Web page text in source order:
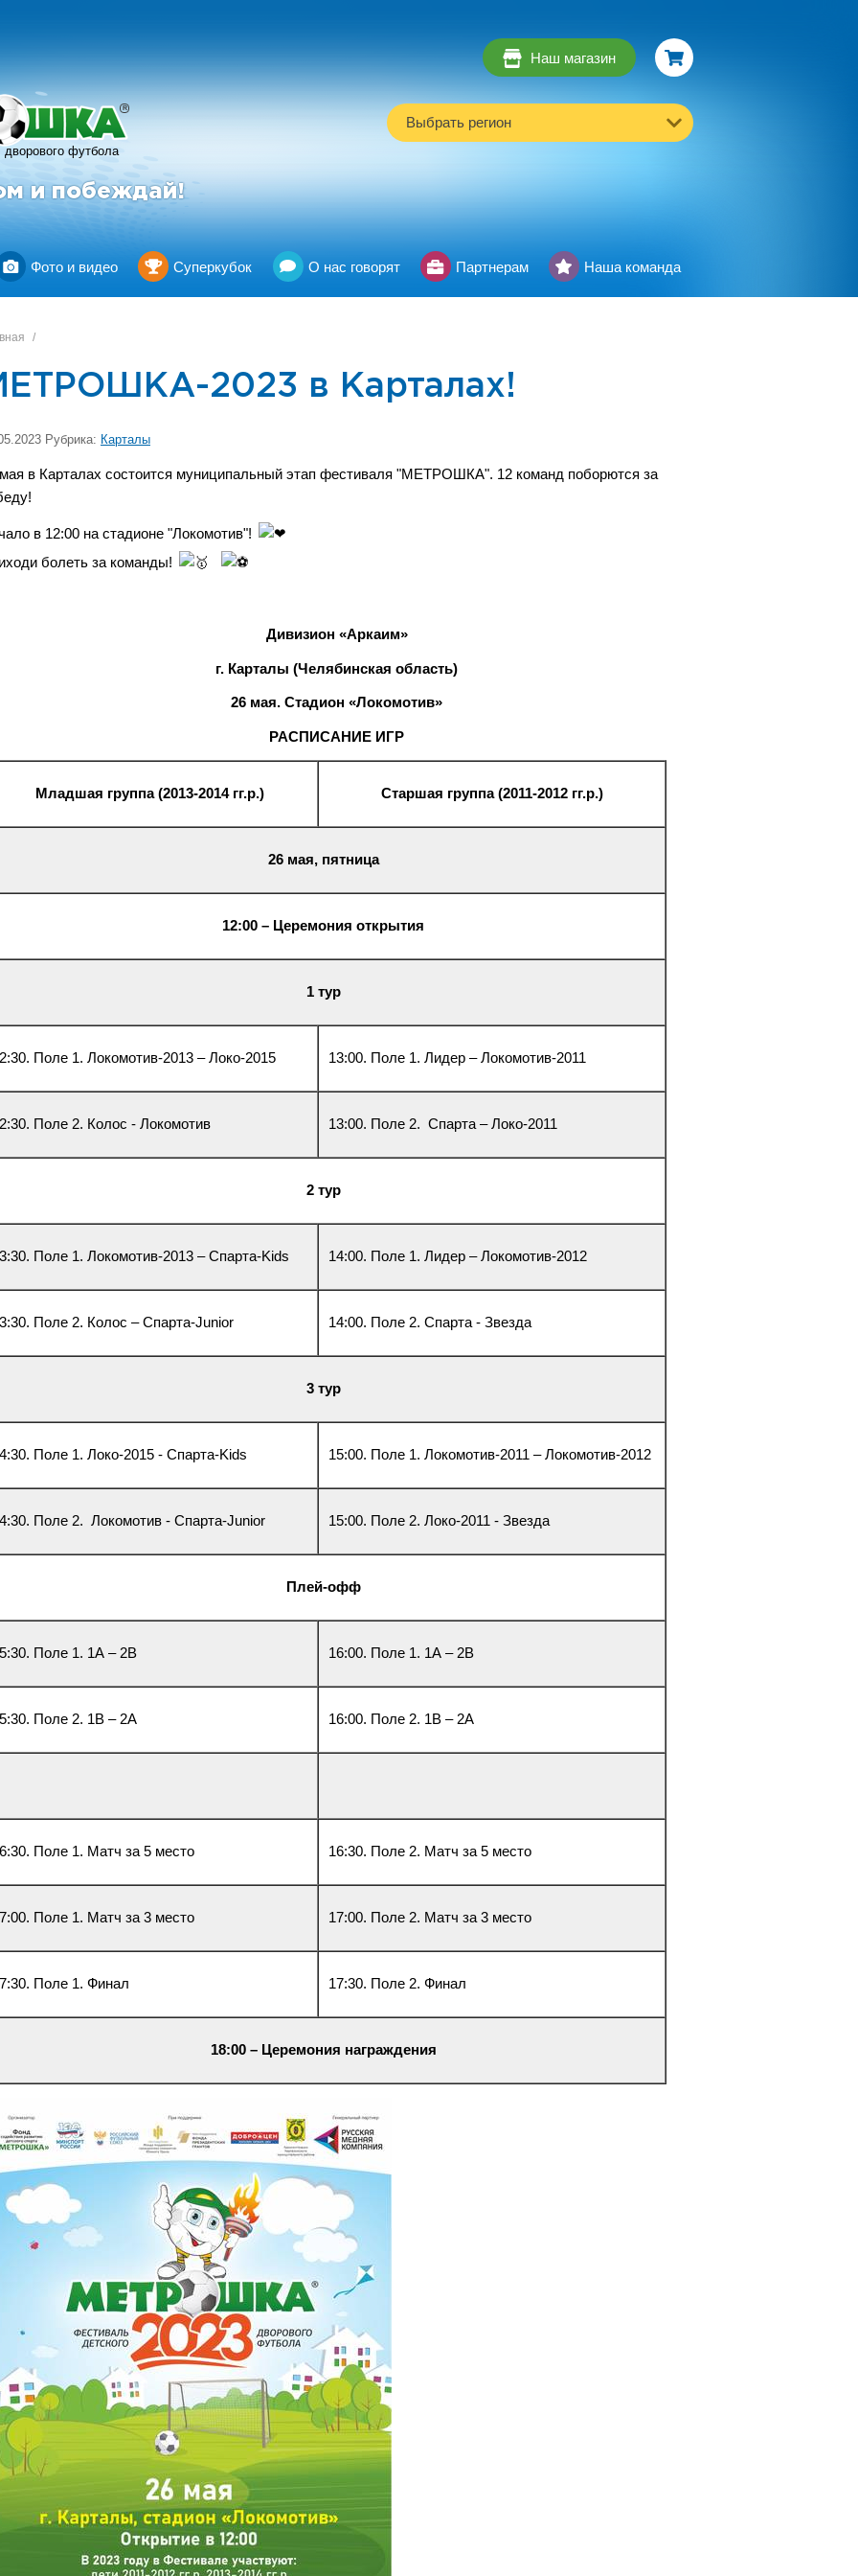
дворового футбола
R
и побеждай!
Наш магазин
Выбрать регион
Фото и видео Суперкубок О нас говорят Партнерам Наша команда
/
2023 в Карталах!
Рубрика: Карталы
в Карталах состоится муниципальный этап фестиваля "МЕТРОШКА". 12 команд поборются за
в 12:00 на стадионе "Локомотив"!
болеть за команды!
Дивизион «Аркаим»
г. Карталы (Челябинская область)
26 мая. Стадион «Локомотив»
РАСПИСАНИЕ ИГР
Младшая группа (2013-2014 гг.р.) Старшая группа (2011-2012 гг.р.)
26 мая, пятница
12:00 – Церемония открытия
1 тур
Поле 1. Локомотив-2013 – Локо-2015 13:00. Поле 1. Лидер – Локомотив-2011
Поле 2. Колос - Локомотив 13:00. Поле 2. Спарта – Локо-2011
2 тур
Поле 1. Локомотив-2013 – Спарта-Kids 14:00. Поле 1. Лидер – Локомотив-2012
Поле 2. Колос – Спарта-Junior 14:00. Поле 2. Спарта - Звезда
3 тур
Поле 1. Локо-2015 - Спарта-Kids 15:00. Поле 1. Локомотив-2011 – Локомотив-2012
Поле 2. Локомотив - Спарта-Junior 15:00. Поле 2. Локо-2011 - Звезда
Плей-офф
Поле 1. 1А – 2В 16:00. Поле 1. 1А – 2В
Поле 2. 1В – 2А 16:00. Поле 2. 1В – 2А
Поле 1. Матч за 5 место 16:30. Поле 2. Матч за 5 место
Поле 1. Матч за 3 место 17:00. Поле 2. Матч за 3 место
Поле 1. Финал 17:30. Поле 2. Финал
18:00 – Церемония награждения